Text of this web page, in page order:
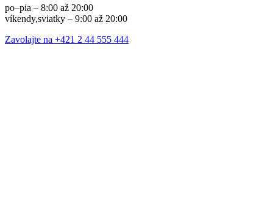
po–pia – 8:00 až 20:00
víkendy,sviatky – 9:00 až 20:00
Zavolajte na +421 2 44 555 444